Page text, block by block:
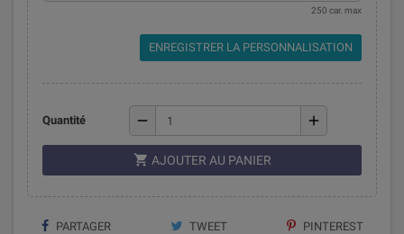
250 car. max
ENREGISTRER LA PERSONNALISATION
Quantité remove add
 AJOUTER AU PANIER
PARTAGER TWEET PINTEREST